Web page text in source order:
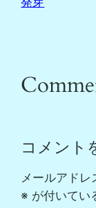
コメント
メールアドレ
※ が付いてい